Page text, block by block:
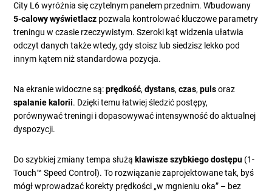
City L6 wyróżnia się czytelnym panelem przednim. Wbudowany
5-calowy wyświetlacz pozwala kontrolować kluczowe parametry
treningu w czasie rzeczywistym. Szeroki kąt widzenia ułatwia
odczyt danych także wtedy, gdy stoisz lub siedzisz lekko pod
innym kątem niż standardowa pozycja.
Na ekranie widoczne są:prędkość,dystans,czas,pulsoraz
spalanie kalorii. Dzięki temu łatwiej śledzić postępy,
porównywać treningi i dopasowywać intensywność do aktualnej
dyspozycji.
Do szybkiej zmiany tempa służą klawisze szybkiego dostępu (1-
Touch™ Speed Control). To rozwiązanie zaprojektowane tak, byś
mógł wprowadzać korekty prędkości „w mgnieniu oka” – bez